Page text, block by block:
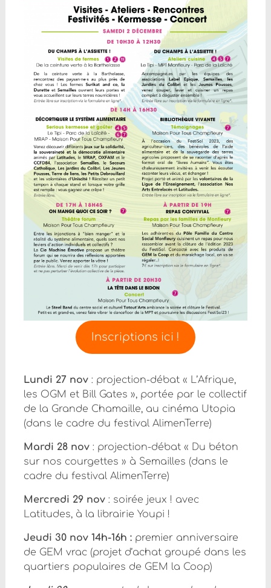
Inscriptions ici !
Lundi 27 nov: projection-débat « L’Afrique,
les OGM et Bill Gates », portée par le collectif
de la Grande Chamaille, au cinéma Utopia
(dans le cadre du festival AlimenTerre)
Mardi 28 nov: projection-débat « Du béton
sur nos courgettes » à Semailles (dans le
cadre du festival AlimenTerre)
Mercredi 29 nov: soirée jeux ! avec
Latitudes, à la librairie Youpi !
Jeudi 30 nov 14h-16h : premier anniversaire
de GEM vrac (projet d’achat groupé dans les
quartiers populaires de GEM la Coop)